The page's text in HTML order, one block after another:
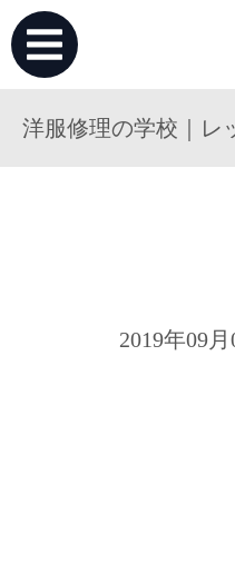
洋服修理の学校｜レ
2019年09月